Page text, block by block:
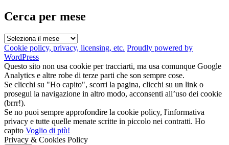
Cerca per mese
Cerca
per
mese
Cookie policy, privacy, licensing, etc. Proudly powered by
WordPress
Questo sito non usa cookie per tracciarti, ma usa comunque Google
Analytics e altre robe di terze parti che son sempre cose.
Se clicchi su "Ho capito", scorri la pagina, clicchi su un link o
prosegui la navigazione in altro modo, acconsenti all’uso dei cookie
(brrr!).
Se no puoi sempre approfondire la cookie policy, l'informativa
privacy e tutte quelle menate scritte in piccolo nei contratti. Ho
capito Voglio di più!
Privacy & Cookies Policy